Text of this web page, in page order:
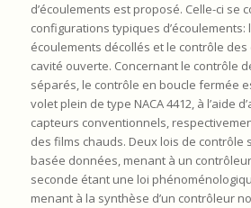
d’écoulements est proposé. Celle-ci se
configurations typiques d’écoulements:
écoulements décollés et le contrôle
cavité ouverte. Concernant le contrôle
séparés, le contrôle en boucle fermée
volet plein de type NACA 4412, à l’aide
capteurs conventionnels,
des films chauds. Deux lois de contrôle
basée données, menant à un
seconde étant une loi
menant à la synthèse d’un contrôleur